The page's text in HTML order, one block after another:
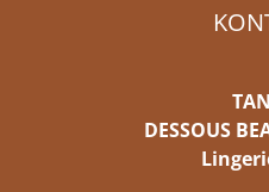
DESSOUS